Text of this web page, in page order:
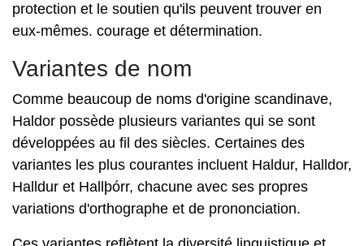
protection et le soutien qu'ils peuvent trouver en
eux-mêmes. courage et détermination.
Variantes de nom
Comme beaucoup de noms d'origine scandinave,
Haldor possède plusieurs variantes qui se sont
développées au fil des siècles. Certaines des
variantes les plus courantes incluent Haldur, Halldor,
Halldur et Hallþórr, chacune avec ses propres
variations d'orthographe et de prononciation.